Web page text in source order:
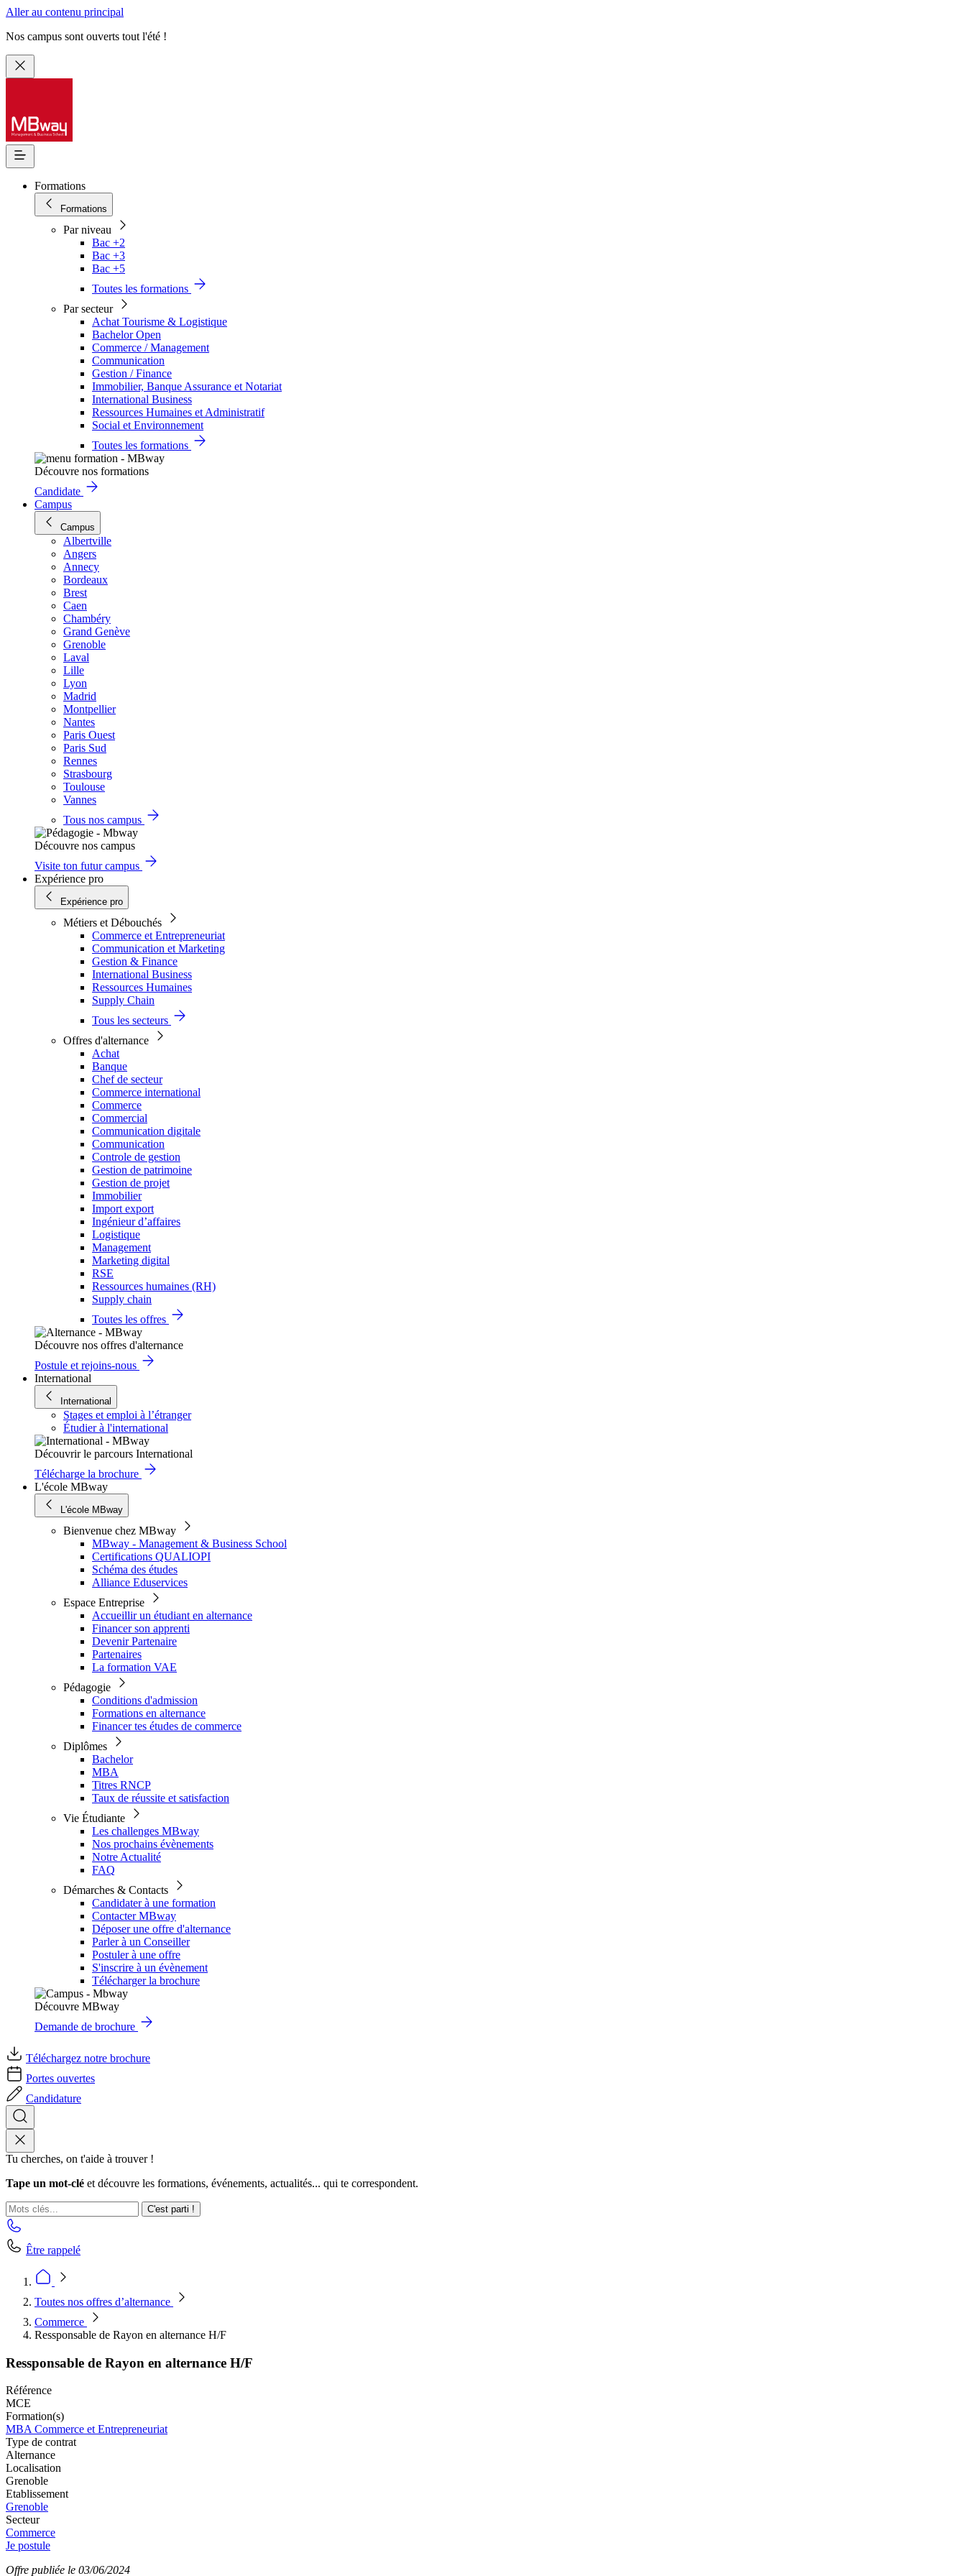
Aller au contenu principal
Nos campus sont ouverts tout l'été !
Formations
Formations
Par niveau
Bac +2
Bac +3
Bac +5
Toutes les formations
Par secteur
Achat Tourisme & Logistique
Bachelor Open
Commerce / Management
Communication
Gestion / Finance
Immobilier, Banque Assurance et Notariat
International Business
Ressources Humaines et Administratif
Social et Environnement
Toutes les formations
Découvre nos formations
Candidate
Campus
Campus
Albertville
Angers
Annecy
Bordeaux
Brest
Caen
Chambéry
Grand Genève
Grenoble
Laval
Lille
Lyon
Madrid
Montpellier
Nantes
Paris Ouest
Paris Sud
Rennes
Strasbourg
Toulouse
Vannes
Tous nos campus
Découvre nos campus
Visite ton futur campus
Expérience pro
Expérience pro
Métiers et Débouchés
Commerce et Entrepreneuriat
Communication et Marketing
Gestion & Finance
International Business
Ressources Humaines
Supply Chain
Tous les secteurs
Offres d'alternance
Achat
Banque
Chef de secteur
Commerce international
Commerce
Commercial
Communication digitale
Communication
Controle de gestion
Gestion de patrimoine
Gestion de projet
Immobilier
Import export
Ingénieur d’affaires
Logistique
Management
Marketing digital
RSE
Ressources humaines (RH)
Supply chain
Toutes les offres
Découvre nos offres d'alternance
Postule et rejoins-nous
International
International
Stages et emploi à l’étranger
Étudier à l'international
Découvrir le parcours International
Télécharge la brochure
L'école MBway
L'école MBway
Bienvenue chez MBway
MBway - Management & Business School
Certifications QUALIOPI
Schéma des études
Alliance Eduservices
Espace Entreprise
Accueillir un étudiant en alternance
Financer son apprenti
Devenir Partenaire
Partenaires
La formation VAE
Pédagogie
Conditions d'admission
Formations en alternance
Financer tes études de commerce
Diplômes
Bachelor
MBA
Titres RNCP
Taux de réussite et satisfaction
Vie Étudiante
Les challenges MBway
Nos prochains évènements
Notre Actualité
FAQ
Démarches & Contacts
Candidater à une formation
Contacter MBway
Déposer une offre d'alternance
Parler à un Conseiller
Postuler à une offre
S'inscrire à un évènement
Télécharger la brochure
Découvre MBway
Demande de brochure
Téléchargez notre brochure
Portes ouvertes
Candidature
Tu cherches, on t'aide à trouver !
Tape un mot-clé et découvre les formations, événements, actualités... qui te correspondent.
C'est parti !
Être rappelé
Toutes nos offres d’alternance
Commerce
Ressponsable de Rayon en alternance H/F
Ressponsable de Rayon en alternance H/F
Référence
MCE
Formation(s)
MBA Commerce et Entrepreneuriat
Type de contrat
Alternance
Localisation
Grenoble
Etablissement
Grenoble
Secteur
Commerce
Je postule
Offre publiée le 03/06/2024